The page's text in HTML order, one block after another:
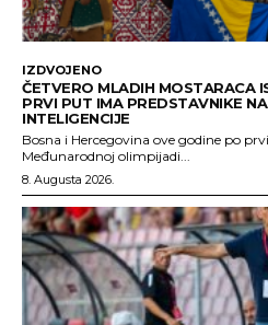
IZDVOJENO
ČETVERO MLADIH MOSTARACA
PRVI PUT IMA PREDSTAVNIKE
INTELIGENCIJE
Bosna i Hercegovina ove godine po
Međunarodnoj olimpijadi...
8. Augusta 2026.